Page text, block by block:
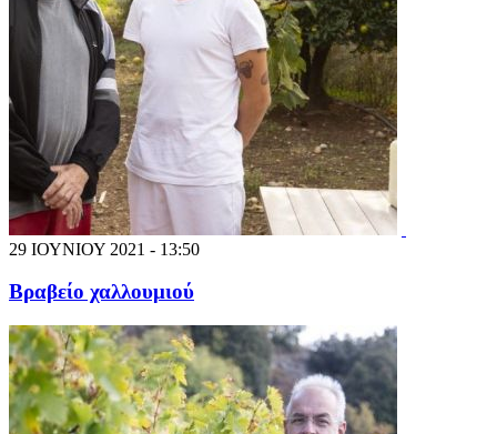
29 ΙΟΥΝΙΟΥ 2021 - 13:50
Βραβείο χαλλουμιού